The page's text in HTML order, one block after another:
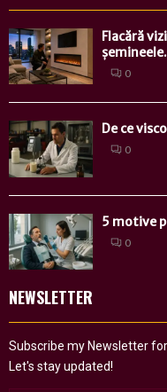
Flacără
0
De ce
0
5 motive
0
NEWSLETTER
Subscribe my Newsletter
Let's stay updated!